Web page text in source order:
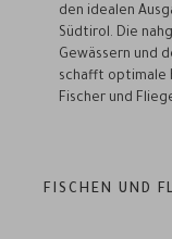
den idealen
Südtirol. Die
Gewässern und
schafft optimale
Fischer und
FISCHEN UND